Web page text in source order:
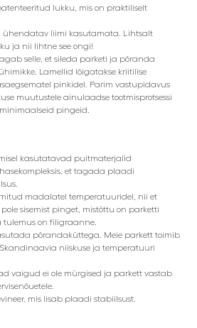
lukku, mis on praktiliselt
ühendatav liimi kasutamata. Lihtsalt
ja nii lihtne see ongi!
selle, et sileda parketi ja põranda
Lamellid lõigatakse kriitilise
pinkidel. Parim vastupidavus
muutustele ainulaadse tootmisprotsessi
pingeid.
kasutatavad puitmaterjalid
et tagada plaadi
madalatel temperatuuridel, nii et
sisemist pinget, mistõttu on parketti
on filigraanne.
põrandaküttega. Meie parkett toimib
niiskuse ja temperatuuri
vaigud ei ole mürgised ja parkett vastab
mis lisab plaadi stabiilsust.